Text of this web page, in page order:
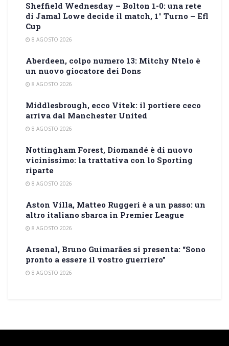
Sheffield Wednesday – Bolton 1-0: una rete
di Jamal Lowe decide il match, 1° Turno – Efl
Cup
8 AGOSTO 2026
Aberdeen, colpo numero 13: Mitchy Ntelo è
un nuovo giocatore dei Dons
8 AGOSTO 2026
Middlesbrough, ecco Vitek: il portiere ceco
arriva dal Manchester United
8 AGOSTO 2026
Nottingham Forest, Diomandé è di nuovo
vicinissimo: la trattativa con lo Sporting
riparte
8 AGOSTO 2026
Aston Villa, Matteo Ruggeri è a un passo: un
altro italiano sbarca in Premier League
8 AGOSTO 2026
Arsenal, Bruno Guimarães si presenta: “Sono
pronto a essere il vostro guerriero”
8 AGOSTO 2026